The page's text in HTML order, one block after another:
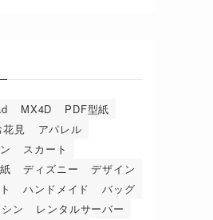
MX4D
PDF型紙
花見
アパレル
スカート
ディズニー
デザイン
ハンドメイド
バッグ
シン
レンタルサーバー